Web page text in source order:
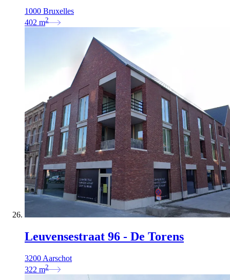
1000 Bruxelles
402 m2
Leuvensestraat 96 - De Torens
3200 Aarschot
322 m2